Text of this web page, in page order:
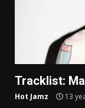
Tracklist:
Hot Jamz 13